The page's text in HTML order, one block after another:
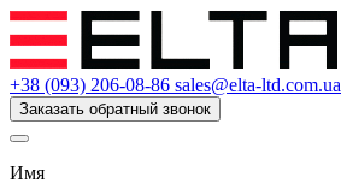
+38 (093) 206-08-86 sales@elta-ltd.com.ua
Заказать обратный звонок
Имя